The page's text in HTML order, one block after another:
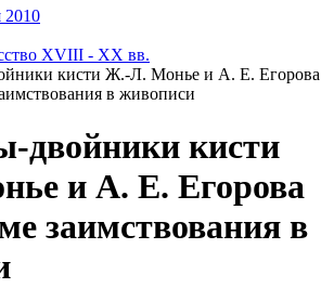
2010
XVIII - XX вв.
кисти Ж.-Л. Монье и А. Е. Егорова
в живописи
двойники кисти
и А. Е. Егорова
заимствования в